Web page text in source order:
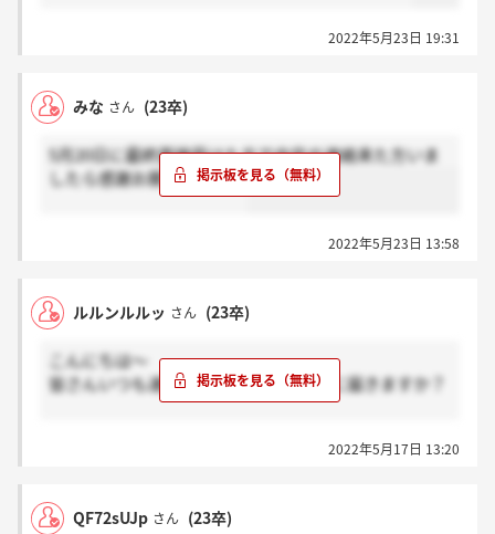
2022年5月23日 19:31
みな さん (23卒)
5月20日に最終面接受けた方で内定の連絡来た方いま
したら感謝お願いします！
2022年5月23日 13:58
ルルンルルッ さん (23卒)
こんにちは～
皆さんいつも連絡くる時はマイページに届きますか？
お願いします。
2022年5月17日 13:20
QF72sUJp さん (23卒)